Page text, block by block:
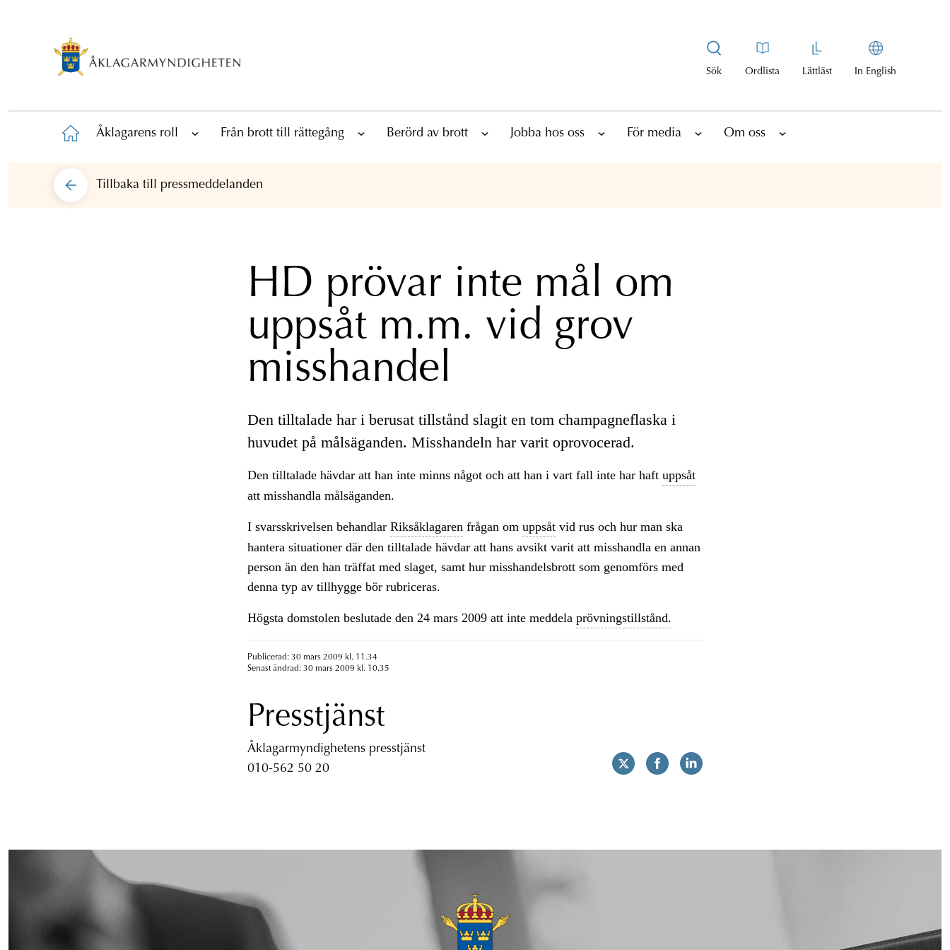
Sök Ordlista Lättläst In English
Åklagarens roll Från brott till rättegång Berörd av brott Jobba hos oss För media Om oss
Tillbaka till pressmeddelanden
HD prövar inte mål om
uppsåt m.m. vid grov
misshandel
Den tilltalade har i berusat tillstånd slagit en tom champagneflaska i
huvudet på målsäganden. Misshandeln har varit oprovocerad.
Den tilltalade hävdar att han inte minns något och att han i vart fall inte har haft uppsåt
att misshandla målsäganden.
I svarsskrivelsen behandlar Riksåklagaren frågan om uppsåtvid rus och hur man ska
hantera situationer där den tilltalade hävdar att hans avsikt varit att misshandla en annan
person än den han träffat med slaget, samt hur misshandelsbrott som genomförs med
denna typ av tillhygge bör rubriceras.
Högsta domstolen beslutade den 24 mars 2009 att inte meddela prövningstillstånd.
Publicerad: 30 mars 2009 kl. 11.34
Senast ändrad: 30 mars 2009 kl. 10.35
Presstjänst
Åklagarmyndighetens presstjänst
010-562 50 20